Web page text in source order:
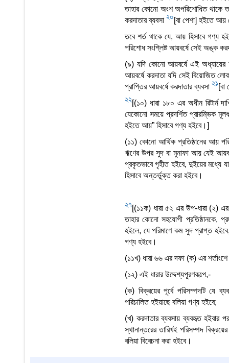
তাহার কোনো অংশ অপরিশোধিত থাকে
করদাতার ব্যবসা20[বা পেশা] হইতে আয়
তবে শর্ত থাকে যে, আয় হিসাবে গণ্য
পরিশোধ সংশ্লিষ্ট আয়বর্ষে সেই অঙ্ক
(৯) যদি কোনো আয়বর্ষে এই
আয়বর্ষে করদাতা যদি সেই বিয়োজিত
প্রাপ্তির আয়বর্ষে করদাতার ব্যবসা21
22[(১০) ধারা ১৮০ এর অধীন রিটার্ন
যেকোনো সময়ে প্রদর্শিত প্রারম্ভিক
হইতে আয়” হিসাবে গণ্য হইবে।]
(১১) কোনো আর্থিক প্রতিষ্ঠানের আয়
ঋণের উপর সুদ বা মুনাফা আয় যেই
প্রকৃতভাবে গৃহীত হইবে, দুইয়ের মধ্যে
হিসাবে অন্তর্ভুক্ত করা হইবে।
27[(১১ক) ধারা ৫২ এর উপ-ধারা (২) এর
তাহার কোনো সহযোগী প্রতিষ্ঠানকে,
হইলে, যে পরিমাণে কম সুদ প্রাপ্ত
গণ্য হইবে।
(১১খ) ধারা ৬৬ এর দফা (ক) এর
(১২) এই ধারার উদ্দেশ্যপূরণকল্পে,-
(ক) বিক্রয়ের পূর্বে পরিসম্পদটি যে
পরিচালিত হইয়াছে বলিয়া গণ্য হইবে;
(খ) করদাতার ব্যবসায় ব্যবহৃত হইবার
স্থানান্তরের তারিখই পরিসম্পদ
বলিয়া বিবেচনা করা হইবে।